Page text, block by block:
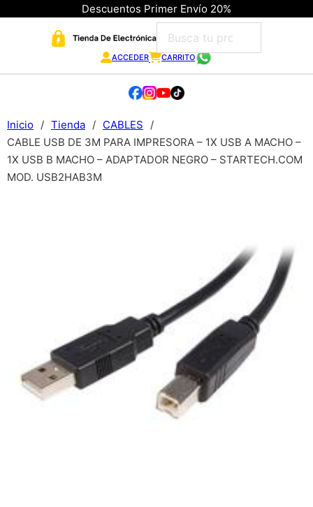
Descuentos Primer Envío 20%
ACCEDER CARRITO
Inicio / Tienda / CABLES
/
CABLE USB DE 3M PARA IMPRESORA – 1X USB A MACHO –
1X USB B MACHO – ADAPTADOR NEGRO – STARTECH.COM
MOD. USB2HAB3M